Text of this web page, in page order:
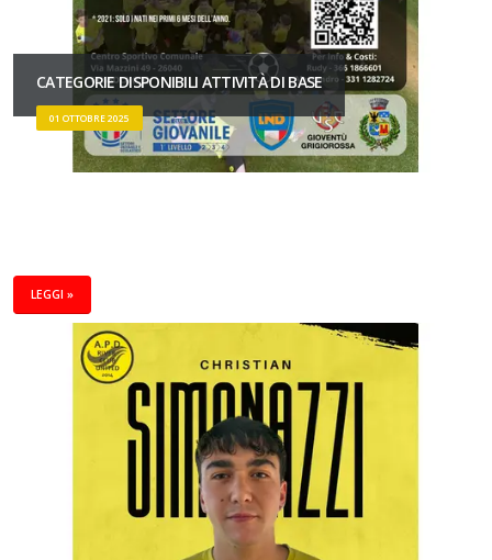
CATEGORIE DISPONIBILI ATTIVITÀ DI BASE
01 OTTOBRE 2025
LEGGI »